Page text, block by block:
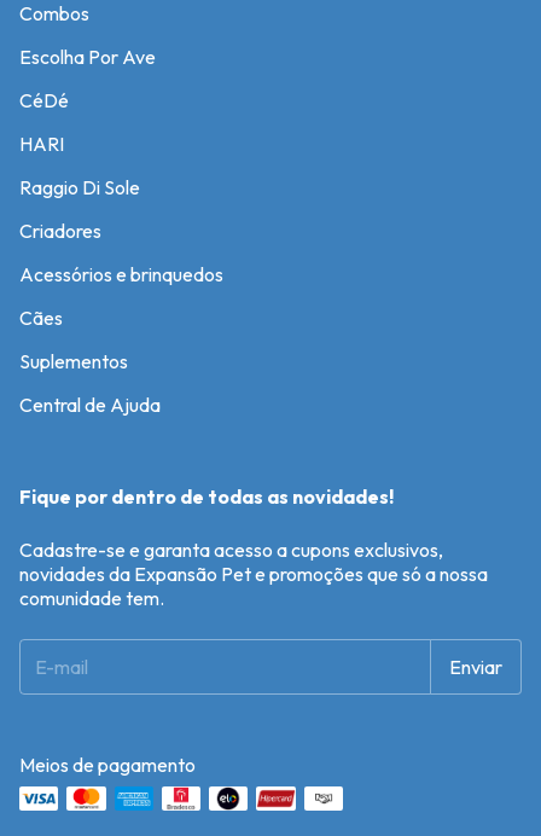
Combos
Escolha Por Ave
CéDé
HARI
Raggio Di Sole
Criadores
Acessórios e brinquedos
Cães
Suplementos
Central de Ajuda
Fique por dentro de todas as novidades!
Cadastre-se e garanta acesso a cupons exclusivos,
novidades da Expansão Pet e promoções que só a nossa
comunidade tem.
Meios de pagamento